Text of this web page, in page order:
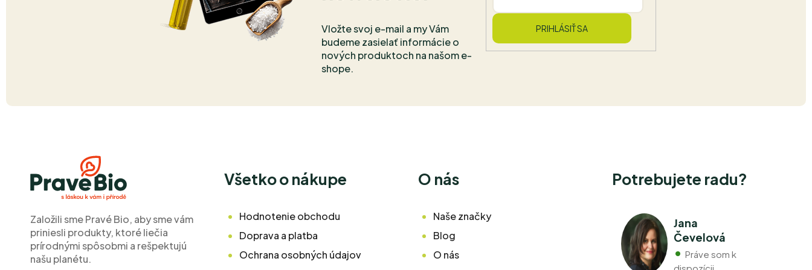
Vložte svoj e-mail a my Vám
budeme zasielať informácie o
nových produktoch na našom e-
shope.
PRIHLÁSIŤ SA
Založili sme Pravé Bio, aby sme vám
priniesli produkty, ktoré liečia
prírodnými spôsobmi a rešpektujú
našu planétu.
Všetko o nákupe
Hodnotenie obchodu
Doprava a platba
Ochrana osobných údajov
O nás
Naše značky
Blog
O nás
Potrebujete radu?
Jana
Čevelová
Práve som k